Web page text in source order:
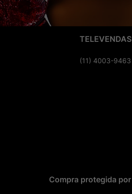
TELEVENDAS
(11) 4003-9463
Compra protegida por